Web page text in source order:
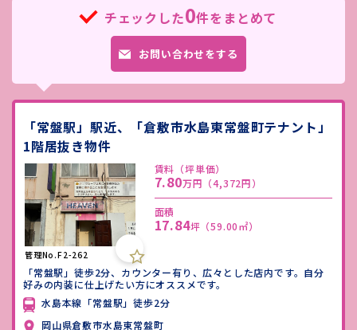
チェックした0件をまとめて
お問い合わせをする
「常盤駅」駅近、「倉敷市水島東常盤町テナント」
1階居抜き物件
管理No.F2-262
賃料（坪単価）
7.80万円 （4,372円）
面積
17.84坪 （59.00㎡）
「常盤駅」徒歩2分、カウンター有り、広々とした店内です。自分
好みの内装に仕上げたい方にオススメです。
水島本線「常盤駅」徒歩2分
岡山県倉敷市水島東常盤町